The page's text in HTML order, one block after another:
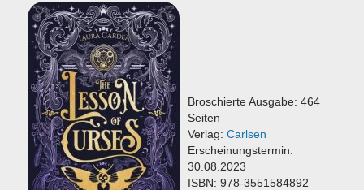
Broschierte Ausgabe: 464
Seiten
Verlag: Carlsen
Erscheinungstermin:
30.08.2023
ISBN: 978-3551584892